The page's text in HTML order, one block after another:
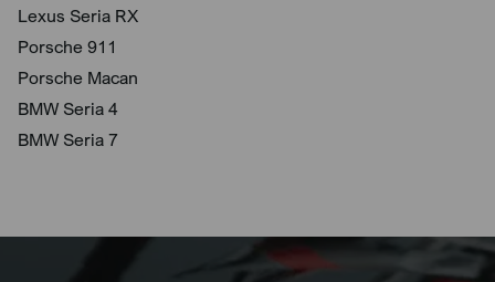
Lexus Seria RX
Porsche 911
Porsche Macan
BMW Seria 4
BMW Seria 7